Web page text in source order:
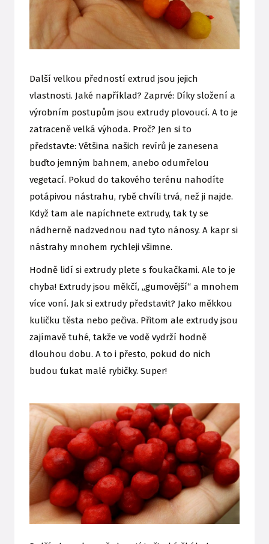
Další velkou předností extrud jsou jejich
vlastnosti. Jaké například? Zaprvé: Díky složení a
výrobním postupům jsou extrudy plovoucí. A to je
zatraceně velká výhoda. Proč? Jen si to
představte: Většina našich revírů je zanesena
buďto jemným bahnem, anebo odumřelou
vegetací. Pokud do takového terénu nahodíte
potápivou nástrahu, rybě chvíli trvá, než ji najde.
Když tam ale napíchnete extrudy, tak ty se
nádherně nadzvednou nad tyto nánosy. A kapr si
nástrahy mnohem rychleji všimne.
Hodně lidí si extrudy plete s foukačkami. Ale to je
chyba! Extrudy jsou měkčí, „gumovější“ a mnohem
více voní. Jak si extrudy představit? Jako měkkou
kuličku těsta nebo pečiva. Přitom ale extrudy jsou
zajímavě tuhé, takže ve vodě vydrží hodně
dlouhou dobu. A to i přesto, pokud do nich
budou ťukat malé rybičky. Super!